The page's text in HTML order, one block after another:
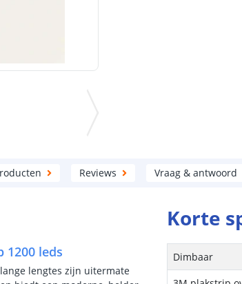
Reviews Vraag & antwoord
1200 leds
lengtes zijn uitermate
Korte
Dimbaar